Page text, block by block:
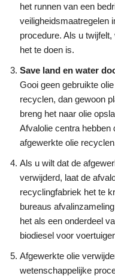
het runnen van een
veiligheidsmaatregelen
procedure. Als u
het te doen is.
Save land en water
Gooi geen gebruikte
recyclen, dan gewoon
breng het naar olie
Afvalolie centra hebben
afgewerkte olie
Als u wilt dat de
verwijderd, laat de
recyclingfabriek het te
bureaus
het als een onderdeel
biodiesel voor
Afgewerkte olie
wetenschappelijke